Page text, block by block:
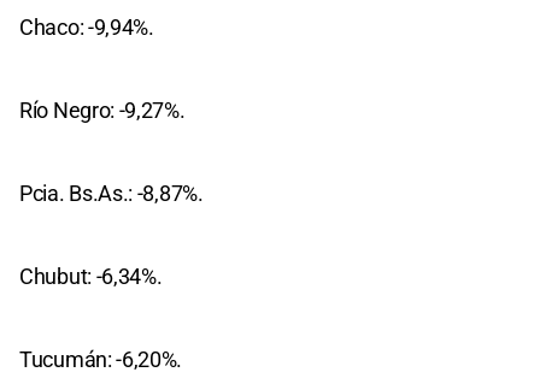
Chaco: -9,94%.
Río Negro: -9,27%.
Pcia. Bs.As.: -8,87%.
Chubut: -6,34%.
Tucumán: -6,20%.